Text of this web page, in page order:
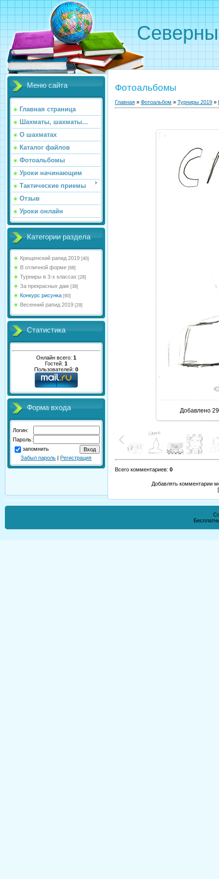
Меню сайта
Главная страница
Шахматы, шахматы...
О шахматах
Каталог файлов
Фотоальбомы
Уроки начинающим
Тактические приемы
Отзыв
Уроки онлайн
Категории раздела
Крещенский рапид 2019 [40]
В отличной форме [68]
Турниры в 3-х классах [28]
За прекрасных дам [38]
Конкурс рисунка [60]
Весенний рапид 2019 [29]
Статистика
Онлайн всего: 1
Гостей: 1
Пользователей: 0
Форма входа
Логин:
Пароль:
запомнить
Забыл пароль |Регистрация
Фотоальбомы
Главная » Фотоальбом » Турниры 2019 »
В
Добавлено
Всего комментариев: 0
Добавлять комментарии